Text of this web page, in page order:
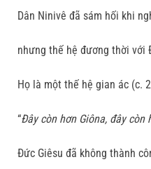
Dân Ninivê đã sám hối khi
nhưng thế hệ đương thời với
Họ là một thế hệ gian ác (c.
“Đây còn hơn Giôna, đây còn
Đức Giêsu đã không thành